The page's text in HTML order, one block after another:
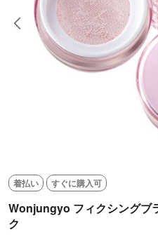
着払い すぐに購入可
Wonjungyo フィクシングブ
ク